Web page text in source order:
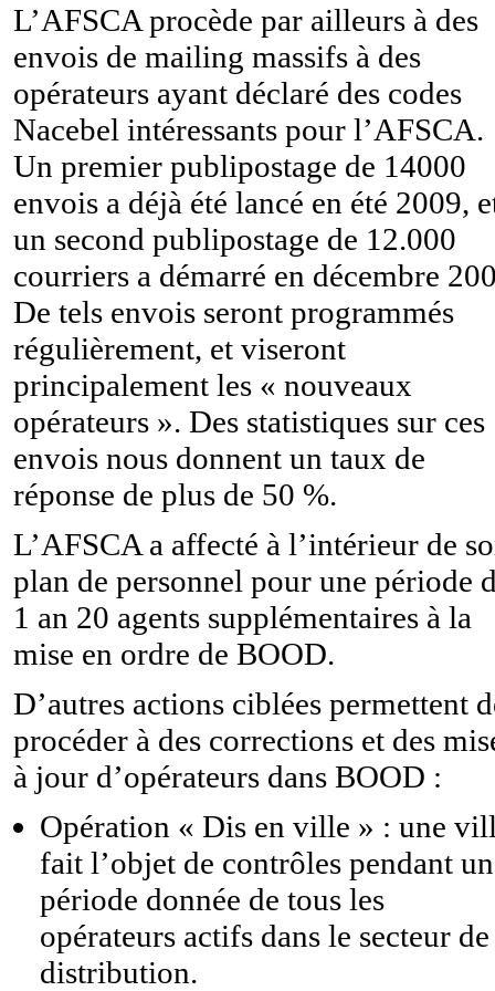
L’AFSCA procède par ailleurs à des
envois de mailing massifs à des
opérateurs ayant déclaré des codes
Nacebel intéressants pour l’AFSCA.
Un premier publipostage de 14000
envois a déjà été lancé en été 2009,
un second publipostage de 12.000
courriers a démarré en décembre
De tels envois seront programmés
régulièrement, et viseront
principalement les « nouveaux
opérateurs ». Des statistiques sur ces
envois nous donnent un taux de
réponse de plus de 50 %.
L’AFSCA a affecté à l’intérieur de
plan de personnel pour une période
1 an 20 agents supplémentaires à la
mise en ordre de BOOD.
D’autres actions ciblées permettent
procéder à des corrections et des
à jour d’opérateurs dans BOOD :
Opération « Dis en ville » : une
fait l’objet de contrôles pendant
période donnée de tous les
opérateurs actifs dans le secteur
distribution.